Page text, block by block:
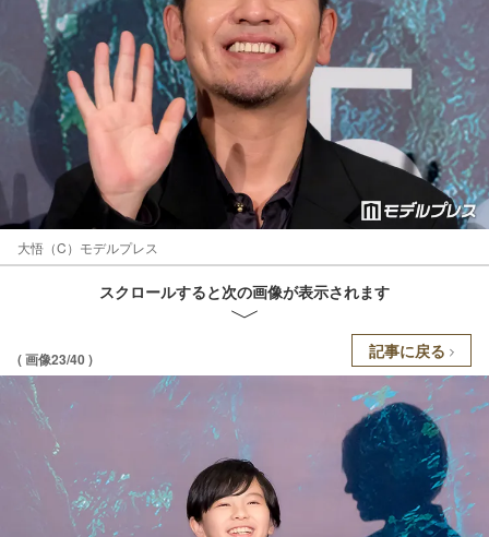
大悟（C）モデルプレス
スクロールすると次の画像が表示されます
( 画像23/40 ) 記事に戻る